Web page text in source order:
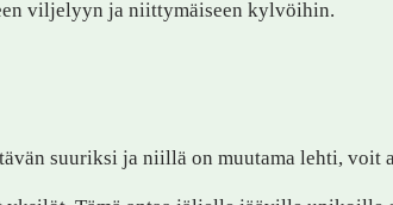
viljelyyn ja niittymäiseen kylvöihin.
suuriksi ja niillä on muutama lehti, voit